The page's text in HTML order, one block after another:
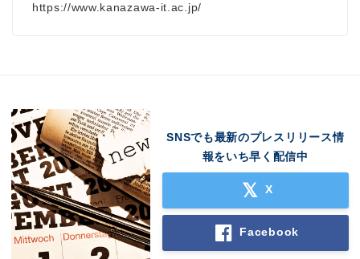
https://www.kanazawa-it.ac.jp/
SNSでも最新のプレスリリース情
報をいち早く配信中
X
Facebook